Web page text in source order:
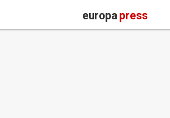
europapress